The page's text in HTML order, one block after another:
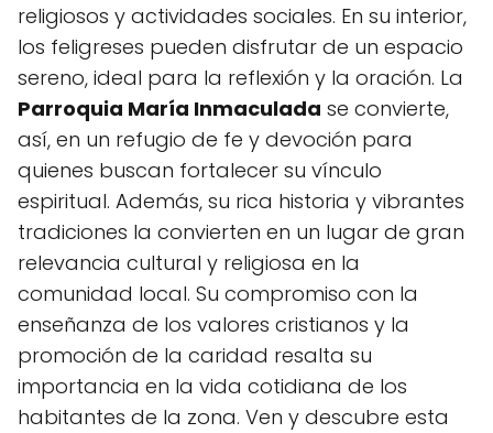
religiosos y actividades sociales. En su interior,
los feligreses pueden disfrutar de un espacio
sereno, ideal para la reflexión y la oración. La
Parroquia María Inmaculada se convierte,
así, en un refugio de fe y devoción para
quienes buscan fortalecer su vínculo
espiritual. Además, su rica historia y vibrantes
tradiciones la convierten en un lugar de gran
relevancia cultural y religiosa en la
comunidad local. Su compromiso con la
enseñanza de los valores cristianos y la
promoción de la caridad resalta su
importancia en la vida cotidiana de los
habitantes de la zona. Ven y descubre esta